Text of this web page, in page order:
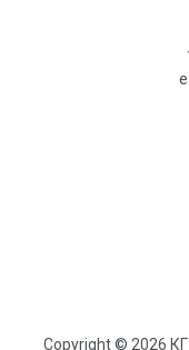
Copyright © 2026